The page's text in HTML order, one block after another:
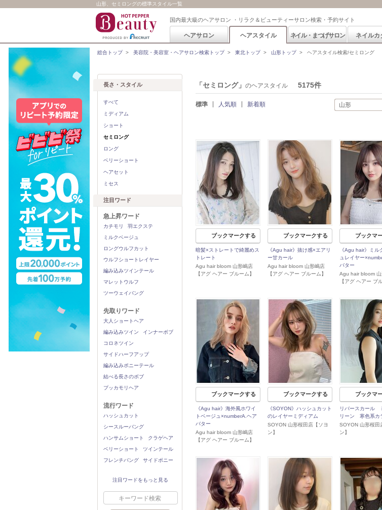
山形、セミロングの標準スタイル一覧
国内最大級のヘアサロン ・リラク＆ビューティーサロン検索・予約サイト
ヘアサロン ヘアスタイル ネイル・まつげサロン ネイルカ
総合トップ> 美容院・美容室・ヘアサロン検索トップ> 東北トップ> 山形トップ> ヘアスタイル検索/セミロング
長さ・スタイル
すべて
ミディアム
ショート
セミロング
ロング
ベリーショート
ヘアセット
ミセス
注目ワード
急上昇ワード
カチモリ
羽エクステ
ミルクベージュ
ロングウルフカット
ウルフショートレイヤー
編み込みツインテール
マレットウルフ
ツーウェイバング
先取りワード
大人ショートヘア
編み込みツイン
インナーボブ
コロネツイン
サイドハーフアップ
編み込みポニーテール
結べる長さのボブ
プッカモリヘア
流行ワード
ハッシュカット
シースルーバング
ハンサムショート
クラゲヘア
ベリーショート
ツインテール
フレンチバング
サイドポニー
注目ワードをもっと見る
「セミロング」 のヘアスタイル 5175件
標準 人気順 新着順 山形
ブックマークする
暗髪×ストレートで綺麗めス
トレート
Agu hair bloom 山形嶋店
【アグ ヘアー ブルーム】
ブックマークする
《Agu hair》抜け感×エアリ
ー甘カール
Agu hair bloom 山形嶋店
【アグ ヘアー ブルーム】
ブックマ
《Agu hair》ミル
ュレイヤー
バター
Agu hair bloom
【アグ ヘアー ブ
ブックマークする
《Agu hair》海外風ホワイ
トベージュ×numberA.ヘア
バター
Agu hair bloom 山形嶋店
【アグ ヘアー ブルーム】
ブックマークする
《SOYON》ハッシュカット
のレイヤーミディアム
SOYON 山形桜田店【ソヨ
ン】
ブックマ
リバースカール
リーン 寒色系カ
SOYON 山形桜田
ン】